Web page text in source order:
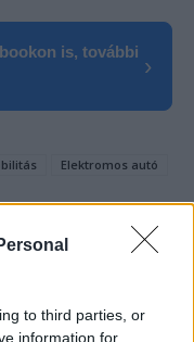
to third parties, or
information for
is, további
›
Elektromos autó